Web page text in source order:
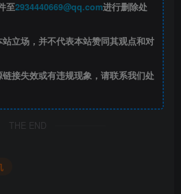
的选择会一点一滴对城市造成影
题或应对变化、挑战和机运时，
至2934440669@qq.com进行删除处
立场，并不代表本站赞同其观点和对
接失效或有违规现象，请联系我们处
THE END